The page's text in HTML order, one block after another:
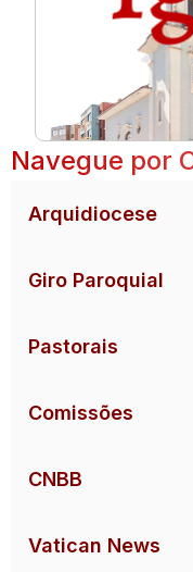
Navegue por
Arquidiocese
Giro Paroquial
Pastorais
Comissões
CNBB
Vatican News